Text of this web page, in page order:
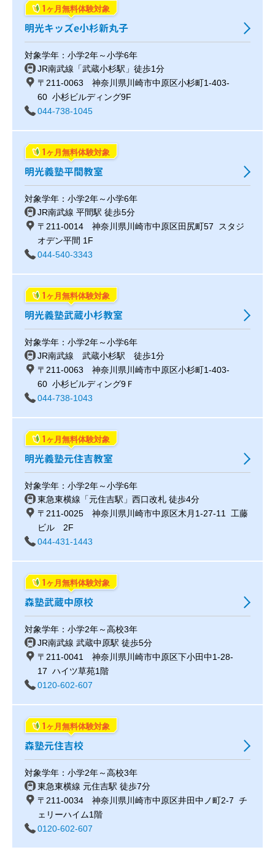
1 ヶ月無料体験対象
明光キッズe小杉新丸子
対象学年：小学2年～小学6年
JR南武線「武蔵小杉駅」徒歩1分
〒211-0063 神奈川県川崎市中原区小杉町1-403-
60 小杉ビルディング9F
044-738-1045
1 ヶ月無料体験対象
明光義塾平間教室
対象学年：小学2年～小学6年
JR南武線 平間駅 徒歩5分
〒211-0014 神奈川県川崎市中原区田尻町57 スタジ
オデン平間 1F
044-540-3343
1 ヶ月無料体験対象
明光義塾武蔵小杉教室
対象学年：小学2年～小学6年
JR南武線 武蔵小杉駅 徒歩1分
〒211-0063 神奈川県川崎市中原区小杉町1-403-
60 小杉ビルディング9Ｆ
044-738-1043
1 ヶ月無料体験対象
明光義塾元住吉教室
対象学年：小学2年～小学6年
東急東横線「元住吉駅」西口改札 徒歩4分
〒211-0025 神奈川県川崎市中原区木月1-27-11 工藤
ビル 2F
044-431-1443
1 ヶ月無料体験対象
森塾武蔵中原校
対象学年：小学2年～高校3年
JR南武線 武蔵中原駅 徒歩5分
〒211-0041 神奈川県川崎市中原区下小田中1-28-
17 ハイツ草苑1階
0120-602-607
1 ヶ月無料体験対象
森塾元住吉校
対象学年：小学2年～高校3年
東急東横線 元住吉駅 徒歩7分
〒211-0034 神奈川県川崎市中原区井田中ノ町2-7 チ
ェリーハイム1階
0120-602-607